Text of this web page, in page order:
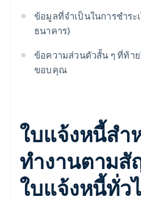
ข้อมูลที่จำเป็นในการชำระ
ธนาคาร)
ข้อความส่วนตัวสั้น ๆ ที่ท้า
ขอบคุณ
ใบแจ้งหนี้สำ
ทำงานตาม
ใบแจ้งหนี้ทั่ว